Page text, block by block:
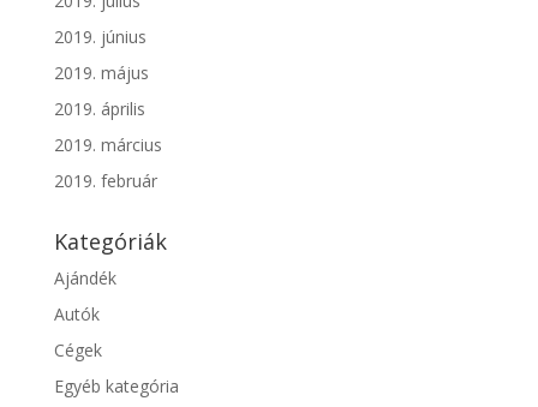
2019. június
2019. május
2019. április
2019. március
2019. február
Kategóriák
Ajándék
Autók
Cégek
Egyéb kategória